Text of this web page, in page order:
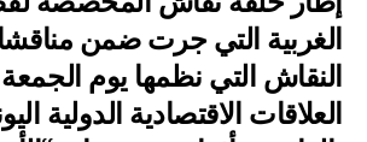
الغربية التي جرت ضمن
النقاش التي نظمها يوم
العلاقات الاقتصادية الدولية